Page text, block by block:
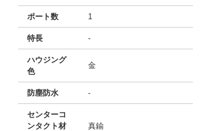
ポート数 1
特長 -
ハウジング
色
金
防塵防水 -
センターコ
ンタクト材
真鍮